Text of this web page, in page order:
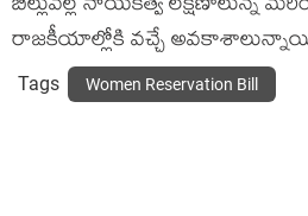
రాజకీయాల్లోకి వచ్చే
Tags Women Reservation Bill